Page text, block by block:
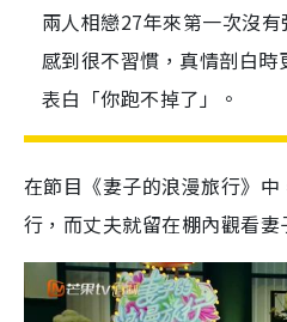
兩人相戀27年來第一次沒有
感到很不習慣，真情剖白
表白「你跑不掉了」。
在節目《妻子的浪漫旅行》
行，而丈夫就留在棚內觀看妻